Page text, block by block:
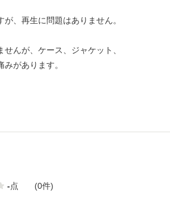
、再生に問題はありません。
んが、ケース、ジャケット、
があります。
-点 (0件)